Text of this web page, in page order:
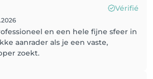
Vérifié
en een hele fijne sfeer in
aanrader als je een vaste,
zoekt.